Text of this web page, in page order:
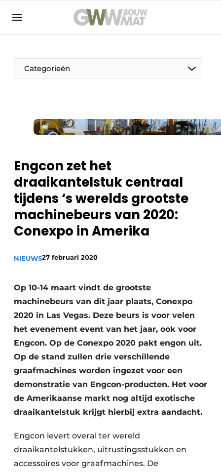
NL EN
Categorieën
De Pen
Duurzaamheid & Innovatie
Kopen/Huren/Leasen
Sloop & Recycling
Bouwtransport
Engcon zet het
draaikantelstuk centraal
tijdens ‘s werelds grootste
machinebeurs van 2020:
Conexpo in Amerika
NIEUWS27 februari 2020
Op 10-14 maart vindt de grootste
machinebeurs van dit jaar plaats, Conexpo
2020 in Las Vegas. Deze beurs is voor velen
het evenement event van het jaar, ook voor
Engcon. Op de Conexpo 2020 pakt engon uit.
Op de stand zullen drie verschillende
graafmachines worden ingezet voor een
demonstratie van Engcon-producten. Het voor
de Amerikaanse markt nog altijd exotische
draaikantelstuk krijgt hierbij extra aandacht.
Engcon levert overal ter wereld
draaikantelstukken, uitrustingsstukken en
accessoires voor graafmachines. De